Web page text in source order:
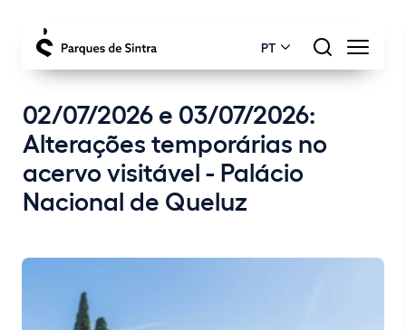
PT
02/07/2026 e 03/07/2026:
Alterações temporárias no
acervo visitável - Palácio
Nacional de Queluz